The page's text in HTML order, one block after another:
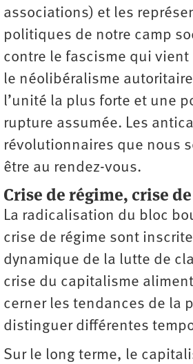
associations) et les
politiques de notre camp
contre le fascisme qui vient
le néolibéralisme
l’unité la plus forte et une
rupture assumée. Les
révolutionnaires que nous
être au rendez-vous.
Crise de régime, crise
La radicalisation du bloc
crise de régime sont
dynamique de la lutte de
crise du capitalisme
cerner les tendances de la
distinguer différentes
Sur le long terme, le